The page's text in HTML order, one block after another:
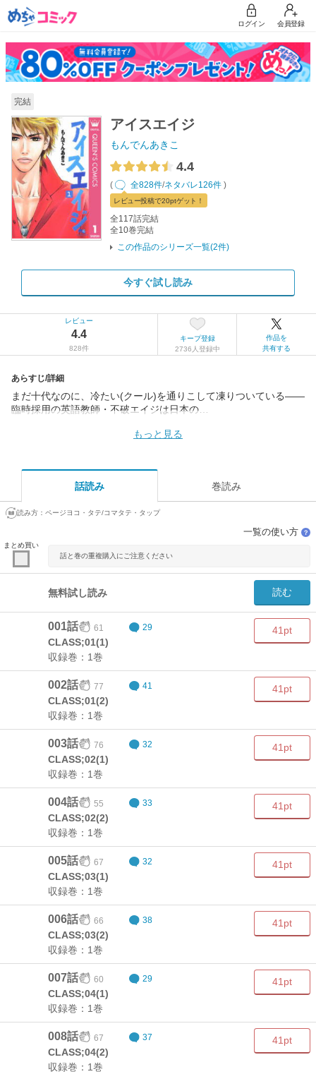
ログイン 会員登録
完結
アイスエイジ
もんでんあきこ
4.4
( 全828件/ネタバレ126件 )
レビュー投稿で20ptゲット！
全117話完結
全10巻完結
この作品のシリーズ一覧(2件)
今すぐ試し読み
レビュー
4.4
828件
キープ登録
2736人登録中
作品を
共有する
あらすじ/詳細
まだ十代なのに、冷たい(クール)を通りこして凍りついている――
臨時採用の英語教師・不破エイジは日本の…
もっと見る
話読み 巻読み
読み方： ページヨコ・タテ/コマタテ・タップ
まとめ買い
一覧の使い方 ？
話と巻の重複購入にご注意ください
無料試し読み 読む
001話 61 29
CLASS;01(1)
収録巻：1巻
41pt
002話 77 41
CLASS;01(2)
収録巻：1巻
41pt
003話 76 32
CLASS;02(1)
収録巻：1巻
41pt
004話 55 33
CLASS;02(2)
収録巻：1巻
41pt
005話 67 32
CLASS;03(1)
収録巻：1巻
41pt
006話 66 38
CLASS;03(2)
収録巻：1巻
41pt
007話 60 29
CLASS;04(1)
収録巻：1巻
41pt
008話 67 37
CLASS;04(2)
収録巻：1巻
41pt